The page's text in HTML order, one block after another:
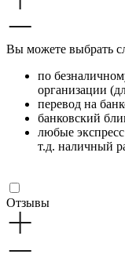
Вы можете выбрать
по
организации
перевод на
банковский
любые
т.д. наличный
Отзывы